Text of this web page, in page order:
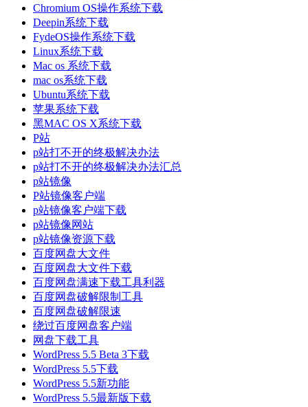
Chromium OS操作系统下载
Deepin系统下载
FydeOS操作系统下载
Linux系统下载
Mac os 系统下载
mac os系统下载
Ubuntu系统下载
苹果系统下载
黑MAC OS X系统下载
P站
p站打不开的终极解决办法
p站打不开的终极解决办法汇总
p站镜像
P站镜像客户端
p站镜像客户端下载
p站镜像网站
p站镜像资源下载
百度网盘大文件
百度网盘大文件下载
百度网盘满速下载工具利器
百度网盘破解限制工具
百度网盘破解限速
绕过百度网盘客户端
网盘下载工具
WordPress 5.5 Beta 3下载
WordPress 5.5下载
WordPress 5.5新功能
WordPress 5.5最新版下载